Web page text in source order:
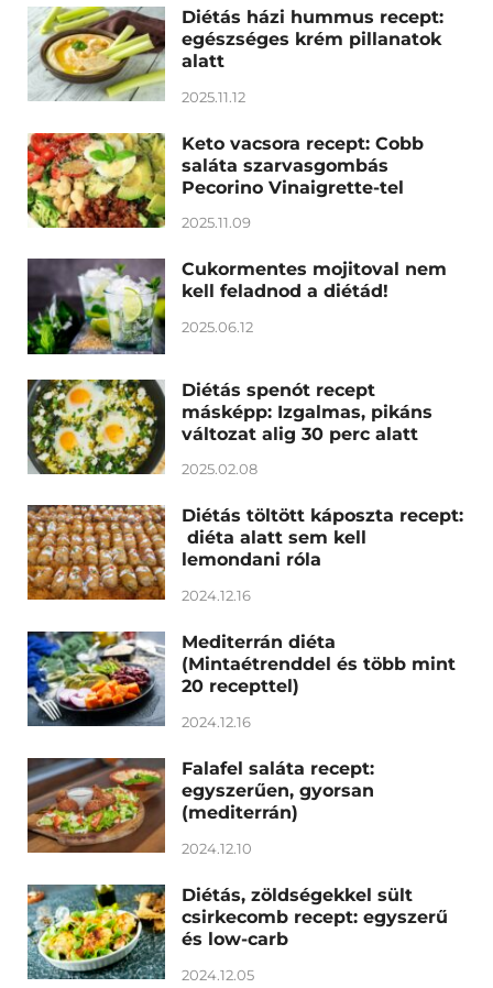
Diétás házi hummus recept:
egészséges krém pillanatok
alatt
2025.11.12
Keto vacsora recept: Cobb
saláta szarvasgombás
Pecorino Vinaigrette-tel
2025.11.09
Cukormentes mojitoval nem
kell feladnod a diétád!
2025.06.12
Diétás spenót recept
másképp: Izgalmas, pikáns
változat alig 30 perc alatt
2025.02.08
Diétás töltött káposzta recept:
diéta alatt sem kell
lemondani róla
2024.12.16
Mediterrán diéta
(Mintaétrenddel és több mint
20 recepttel)
2024.12.16
Falafel saláta recept:
egyszerűen, gyorsan
(mediterrán)
2024.12.10
Diétás, zöldségekkel sült
csirkecomb recept: egyszerű
és low-carb
2024.12.05